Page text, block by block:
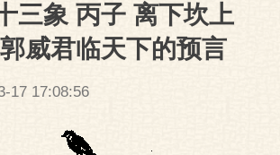
推背图
三象 丙子 离下坎上
威君临天下的预言
17 17:08:56